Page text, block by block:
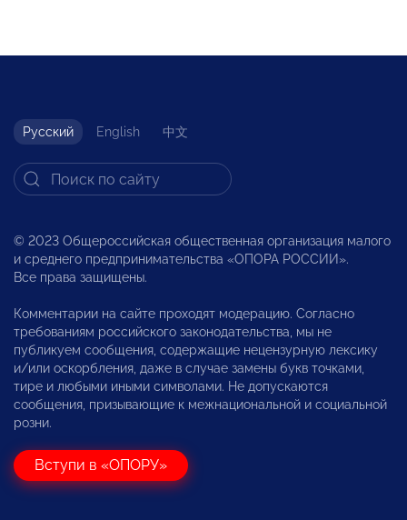
Русский English 中文
© 2023 Общероссийская общественная организация малого
и среднего предпринимательства «ОПОРА РОССИИ».
Все права защищены.
Комментарии на сайте проходят модерацию. Согласно
требованиям российского законодательства, мы не
публикуем сообщения, содержащие нецензурную лексику
и/или оскорбления, даже в случае замены букв точками,
тире и любыми иными символами. Не допускаются
сообщения, призывающие к межнациональной и социальной
розни.
Вступи в «ОПОРУ»